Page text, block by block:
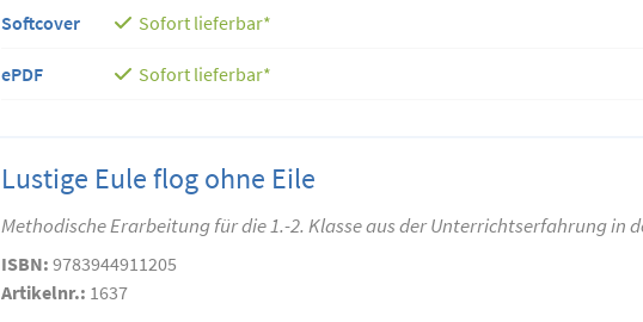
Softcover Sofort lieferbar*
ePDF Sofort lieferbar*
Lustige Eule flog ohne Eile
Methodische Erarbeitung für die 1.-2. Klasse aus der Unterrichtserfahrung in
ISBN: 9783944911205
Artikelnr.: 1637